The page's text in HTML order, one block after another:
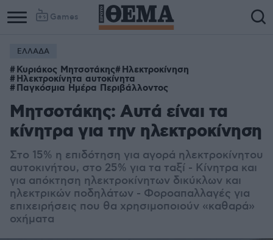
Games
ΕΛΛΑΔΑ
Κυριάκος Μητσοτάκης Ηλεκτροκίνηση
Ηλεκτροκίνητα αυτοκίνητα
Παγκόσμια Ημέρα Περιβάλλοντος
Μητσοτάκης: Αυτά είναι τα
κίνητρα για την ηλεκτροκίνηση
Στο 15% η επιδότηση για αγορά ηλεκτροκίνητου
αυτοκινήτου, στο 25% για τα ταξί - Κίνητρα και
για απόκτηση ηλεκτροκίνητων δικύκλων και
ηλεκτρικών ποδηλάτων - Φοροαπαλλαγές για
επιχειρήσεις που θα χρησιμοποιούν «καθαρά»
οχήματα